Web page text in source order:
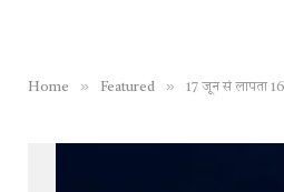
Home » Featured » 17 जून से लापता 16 वर्षीय